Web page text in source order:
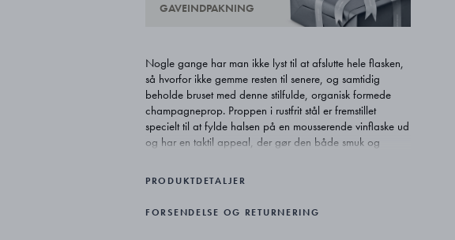
GAVEINDPAKNING
Nogle gange har man ikke lyst til at afslutte hele flasken,
så hvorfor ikke gemme resten til senere, og samtidig
beholde bruset med denne stilfulde, organisk formede
champagneprop. Proppen i rustfrit stål er fremstillet
specielt til at fylde halsen på en mousserende vinflaske ud
og har en taktil appeal, der gør den både smuk og
fuldender en større samling af Sky-bartilbehør.
Franskfødte Aurélien Barbry beskriver sit arbejde som
PRODUKTDETALJER
FORSENDELSE OG RETURNERING